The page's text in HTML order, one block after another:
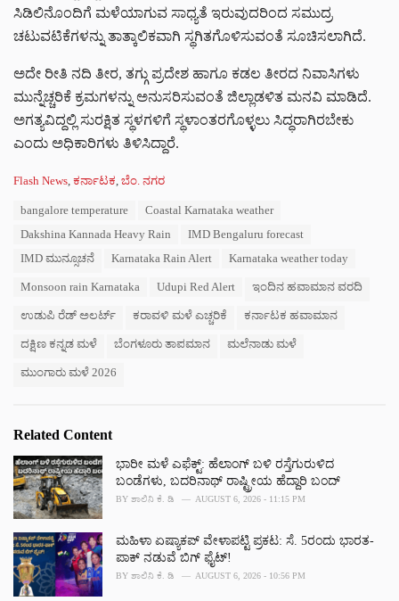
ಸಿಡಿಲಿನೊಂದಿಗೆ ಮಳೆಯಾಗುವ ಸಾಧ್ಯತೆ ಇರುವುದರಿಂದ ಸಮುದ್ರ
ಚಟುವಟಿಕೆಗಳನ್ನು ತಾತ್ಕಾಲಿಕವಾಗಿ ಸ್ಥಗಿತಗೊಳಿಸುವಂತೆ ಸೂಚಿಸಲಾಗಿದೆ.
ಅದೇ ರೀತಿ ನದಿ ತೀರ, ತಗ್ಗು ಪ್ರದೇಶ ಹಾಗೂ ಕಡಲ ತೀರದ ನಿವಾಸಿಗಳು
ಮುನ್ನೆಚ್ಚರಿಕೆ ಕ್ರಮಗಳನ್ನು ಅನುಸರಿಸುವಂತೆ ಜಿಲ್ಲಾಡಳಿತ ಮನವಿ ಮಾಡಿದೆ.
ಅಗತ್ಯವಿದ್ದಲ್ಲಿ ಸುರಕ್ಷಿತ ಸ್ಥಳಗಳಿಗೆ ಸ್ಥಳಾಂತರಗೊಳ್ಳಲು ಸಿದ್ಧರಾಗಿರಬೇಕು
ಎಂದು ಅಧಿಕಾರಿಗಳು ತಿಳಿಸಿದ್ದಾರೆ.
C
Flash News ಕರ್ನಾಟಕ ಬೆಂ. ನಗರ
bangalore temperature
Coastal Karnataka weather
Dakshina Kannada Heavy Rain
IMD Bengaluru forecast
IMD ಮುನ್ಸೂಚನೆ
Karnataka Rain Alert Karnataka weather today
Monsoon rain Karnataka Udupi Red Alert ಇಂದಿನ ಹವಾಮಾನ ವರದಿ
ಉಡುಪಿ ರೆಡ್ ಅಲರ್ಟ್ ಕರಾವಳಿ ಮಳೆ ಎಚ್ಚರಿಕೆ ಕರ್ನಾಟಕ ಹವಾಮಾನ
ದಕ್ಷಿಣ ಕನ್ನಡ ಮಳೆ ಬೆಂಗಳೂರು ತಾಪಮಾನ ಮಲೆನಾಡು ಮಳೆ
ಮುಂಗಾರು ಮಳೆ 2026
Related Content
ಭಾರೀ ಮಳೆ ಎಫೆಕ್ಟ್‌: ಹೆಲಾಂಗ್ ಬಳಿ ರಸ್ತೆಗುರುಳಿದ
ಬಂಡೆಗಳು, ಬದರಿನಾಥ್‌ ರಾಷ್ಟ್ರೀಯ ಹೆದ್ದಾರಿ ಬಂದ್‌
BY ಶಾಲಿನಿ ಕೆ. ಡಿ AUGUST 6, 2026 - 11:15 PM
ಮಹಿಳಾ ಏಷ್ಯಾಕಪ್ ವೇಳಾಪಟ್ಟಿ ಪ್ರಕಟ: ಸೆ. 5ರಂದು ಭಾರತ-
ಪಾಕ್‌ ನಡುವೆ ಬಿಗ್ ಫೈಟ್!
BY ಶಾಲಿನಿ ಕೆ. ಡಿ AUGUST 6, 2026 - 10:56 PM